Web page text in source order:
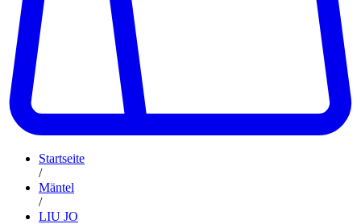
Startseite
/
Mäntel
/
LIU JO